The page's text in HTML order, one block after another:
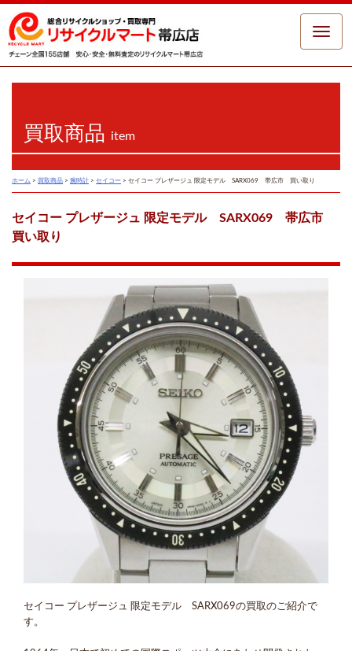
Toggle
買取商品 item
ホーム > 買取商品 > 腕時計 > セイコー > セイコー プレザージュ 限定モデル SARX069 帯広市 買い取り
セイコー プレザージュ 限定モデル SARX069 帯広市
買い取り
セイコー プレザージュ 限定モデル SARX069の買取のご紹介で
す。